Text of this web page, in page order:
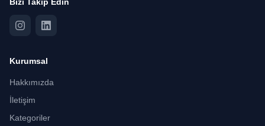
Kurumsal
Hakkımızda
İletişim
Kategoriler